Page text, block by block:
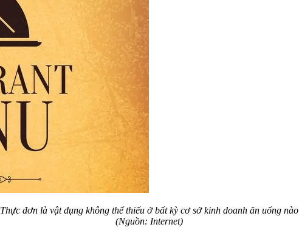
Thực đơn là vật dụng không thể thiếu ở bất kỳ cơ sở kinh doanh ăn uống nào
(Nguồn: Internet)